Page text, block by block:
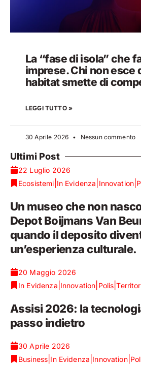
La “fase di isola” che
imprese. Chi non esce
habitat smette di
LEGGI TUTTO »
30 Aprile 2026 Nessun commento
Ultimi Post
22 Luglio 2026
Ecosistemi In Evidenza Innovation
Un museo che non
Depot Boijmans Van
quando il deposito
un’esperienza culturale.
20 Maggio 2026
In Evidenza Innovation Polis |
Assisi 2026: la
passo indietro
30 Aprile 2026
Business In Evidenza Innovation|